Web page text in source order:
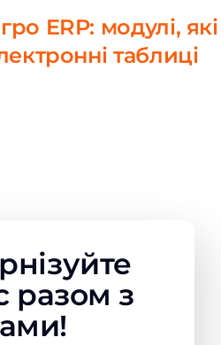
ERP: модулі, які
таблиці
разом з